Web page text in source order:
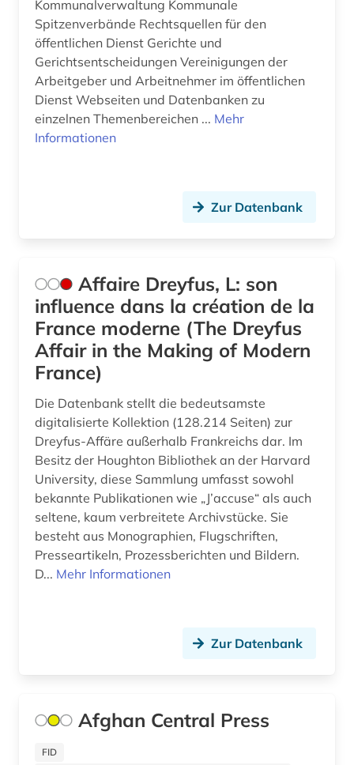
christliche ethik (1)
chronik (1)
comic (2)
commonwealth (10)
costa rica (2)
covid-19 (1)
cyberkriminalität (1)
daten (2)
datenanalyse (1)
datenauswertung (1)
datensammlung (5)
ddr (6)
debatte (2)
demographie (11)
design (3)
Kommunalverwaltung Kommunale
Spitzenverbände Rechtsquellen für den
öffentlichen Dienst Gerichte und
Gerichtsentscheidungen Vereinigungen der
Arbeitgeber und Arbeitnehmer im öffentlichen
Dienst Webseiten und Datenbanken zu
einzelnen Themenbereichen ... Mehr
Informationen
Zur Datenbank
Affaire Dreyfus, L: son
influence dans la création de la
France moderne (The Dreyfus
Affair in the Making of Modern
France)
Die Datenbank stellt die bedeutsamste
digitalisierte Kollektion (128.214 Seiten) zur
Dreyfus-Affäre außerhalb Frankreichs dar. Im
Besitz der Houghton Bibliothek an der Harvard
University, diese Sammlung umfasst sowohl
bekannte Publikationen wie „J’accuse“ als auch
seltene, kaum verbreitete Archivstücke. Sie
besteht aus Monographien, Flugschriften,
Presseartikeln, Prozessberichten und Bildern.
D... Mehr Informationen
Zur Datenbank
Afghan Central Press
FID